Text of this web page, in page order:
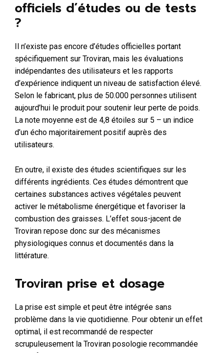
officiels d’études ou de tests
?
Il n’existe pas encore d’études officielles portant
spécifiquement sur Troviran, mais les évaluations
indépendantes des utilisateurs et les rapports
d’expérience indiquent un niveau de satisfaction élevé.
Selon le fabricant, plus de 50.000 personnes utilisent
aujourd’hui le produit pour soutenir leur perte de poids.
La note moyenne est de 4,8 étoiles sur 5 – un indice
d’un écho majoritairement positif auprès des
utilisateurs.
En outre, il existe des études scientifiques sur les
différents ingrédients. Ces études démontrent que
certaines substances actives végétales peuvent
activer le métabolisme énergétique et favoriser la
combustion des graisses. L’effet sous-jacent de
Troviran repose donc sur des mécanismes
physiologiques connus et documentés dans la
littérature.
Troviran prise et dosage
La prise est simple et peut être intégrée sans
problème dans la vie quotidienne. Pour obtenir un effet
optimal, il est recommandé de respecter
scrupuleusement la Troviran posologie recommandée